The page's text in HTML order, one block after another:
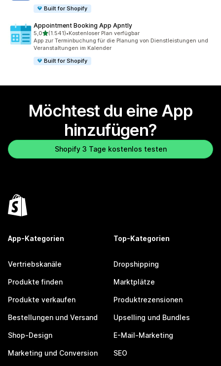
Built for Shopify
Appointment Booking App Apntly
5,0von 5 Sternen
(1.541)
1541 Rezensionen insgesamt
•Kostenloser Plan verfügbar
App zur Terminbuchung für die Planung von Dienstleistungen und
Veranstaltungen im Kalender
Built for Shopify
Möchtest du eine App
hinzufügen?
Shopify 3 Tage kostenlos testen
App-Kategorien
Vertriebskanäle
Produkte finden
Produkte verkaufen
Bestellungen und Versand
Shop-Design
Marketing und Conversion
Top-Kategorien
Dropshipping
Marktplätze
Produktrezensionen
Upselling und Bundles
E-Mail-Marketing
SEO